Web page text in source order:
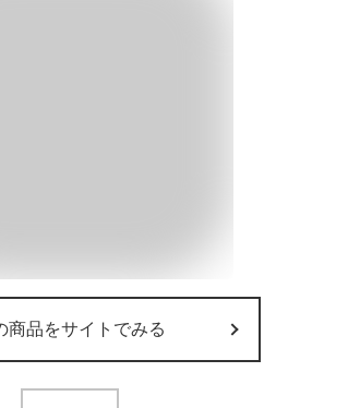
商品をサイトでみる